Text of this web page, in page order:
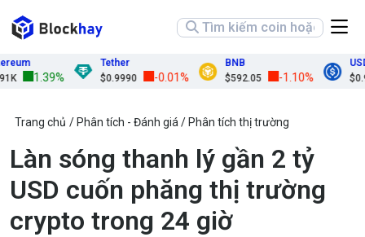
1.39%
Tether
$0.9990
-0.01%
BNB
$592.05
-1.10%
USDC
Trang chủ Phân tích - Đánh giá Phân tích thị trường
Làn sóng thanh lý gần 2 tỷ
USD cuốn phăng thị trường
crypto trong 24 giờ